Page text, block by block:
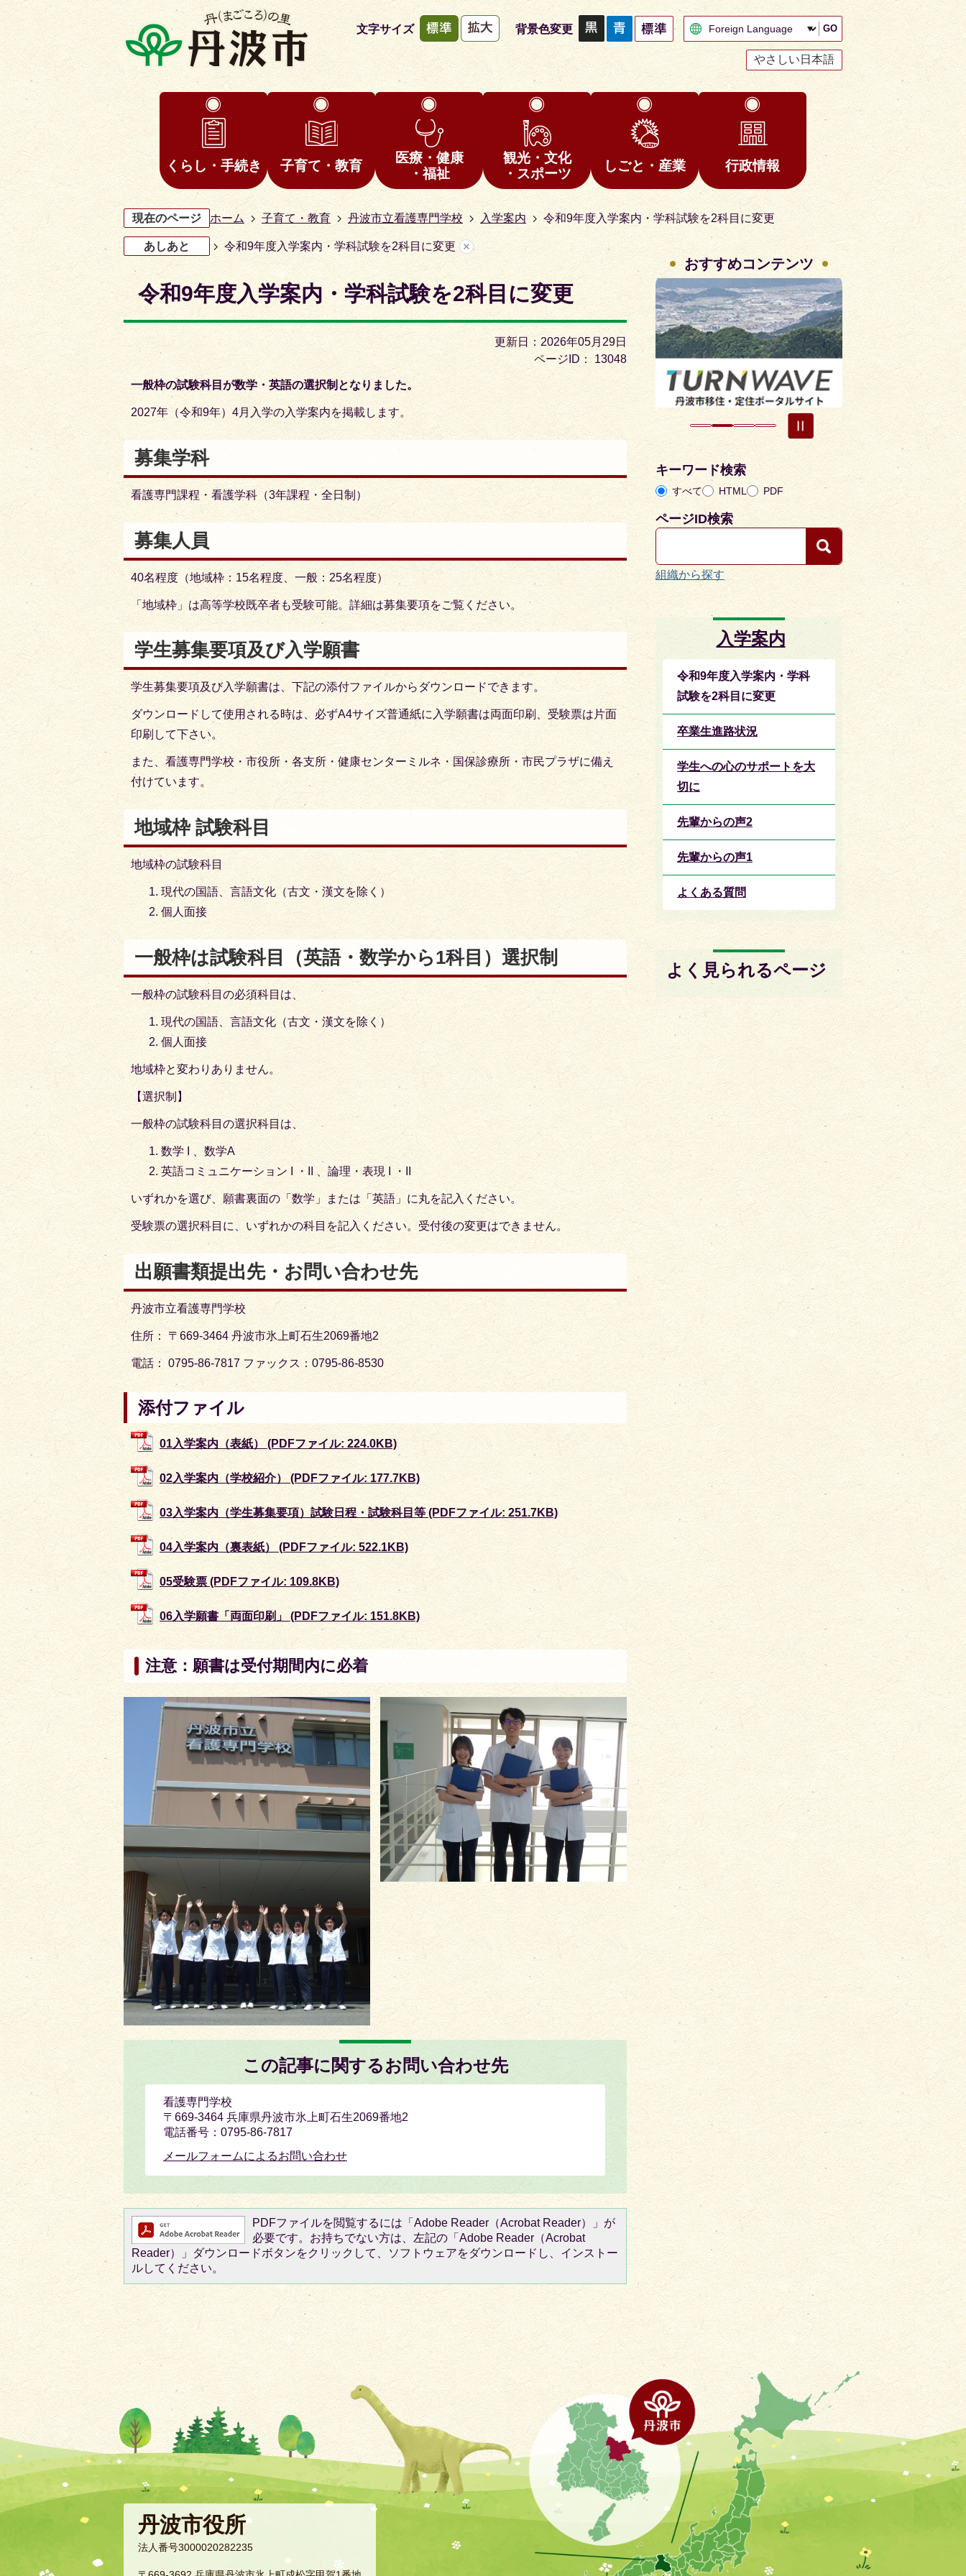
文字サイズ 背景色変更 GO
やさしい日本語
くらし・手続き 子育て・教育
医療・健康
・福祉
観光・文化
・スポーツ
しごと・産業 行政情報
現在のページ ホーム 子育て・教育 丹波市立看護専門学校 入学案内 令和9年度入学案内・学科試験を2科目に変更
あしあと 令和9年度入学案内・学科試験を2科目に変更
令和9年度入学案内・学科試験を2科目に変更
更新日：2026年05月29日
ページID：
13048
一般枠の試験科目が数学・英語の選択制となりました。
2027年（令和9年）4月入学の入学案内を掲載します。
募集学科
看護専門課程・看護学科（3年課程・全日制）
募集人員
40名程度（地域枠：15名程度、一般：25名程度）
「地域枠」は高等学校既卒者も受験可能。詳細は募集要項をご覧ください。
学生募集要項及び入学願書
学生募集要項及び入学願書は、下記の添付ファイルからダウンロードできます。
ダウンロードして使用される時は、必ずA4サイズ普通紙に入学願書は両面印刷、受験票は片面
印刷して下さい。
また、看護専門学校・市役所・各支所・健康センターミルネ・国保診療所・市民プラザに備え
付けています。
地域枠 試験科目
地域枠の試験科目
現代の国語、言語文化（古文・漢文を除く）
個人面接
一般枠は試験科目（英語・数学から1科目）選択制
一般枠の試験科目の必須科目は、
現代の国語、言語文化（古文・漢文を除く）
個人面接
地域枠と変わりありません。
【選択制】
一般枠の試験科目の選択科目は、
数学 I 、数学A
英語コミュニケーション I ・II 、論理・表現 I ・II
いずれかを選び、願書裏面の「数学」または「英語」に丸を記入ください。
受験票の選択科目に、いずれかの科目を記入ください。受付後の変更はできません。
出願書類提出先・お問い合わせ先
丹波市立看護専門学校
住所： 〒669-3464 丹波市氷上町石生2069番地2
電話： 0795-86-7817 ファックス：0795-86-8530
添付ファイル
01入学案内（表紙） (PDFファイル: 224.0KB)
02入学案内（学校紹介） (PDFファイル: 177.7KB)
03入学案内（学生募集要項）試験日程・試験科目等 (PDFファイル: 251.7KB)
04入学案内（裏表紙） (PDFファイル: 522.1KB)
05受験票 (PDFファイル: 109.8KB)
06入学願書「両面印刷」 (PDFファイル: 151.8KB)
注意：願書は受付期間内に必着
この記事に関するお問い合わせ先
看護専門学校
〒669-3464 兵庫県丹波市氷上町石生2069番地2
電話番号：0795-86-7817
メールフォームによるお問い合わせ
PDFファイルを閲覧するには「Adobe Reader（Acrobat Reader）」が
必要です。お持ちでない方は、左記の「Adobe Reader（Acrobat
Reader）」ダウンロードボタンをクリックして、ソフトウェアをダウンロードし、インストー
ルしてください。
おすすめコンテンツ
目
ラ
4
枚
目
ス
ラ
イ
1
枚
2
枚
目
の
イ
ド
枚
目
の
イ
キーワード検索
すべて HTML PDF
ページID検索
組織から探す
入学案内
令和9年度入学案内・学科
試験を2科目に変更
卒業生進路状況
学生への心のサポートを大
切に
先輩からの声2
先輩からの声1
よくある質問
よく見られるページ
丹波市役所
法人番号3000020282235